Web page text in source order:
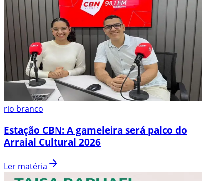
rio branco
Estação CBN: A gameleira será palco do
Arraial Cultural 2026
Ler matéria